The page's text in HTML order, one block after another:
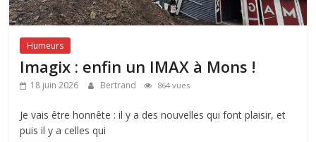
Humeurs
Imagix : enfin un IMAX à Mons !
18 juin 2026 Bertrand 864 vues
Je vais être honnête : il y a des nouvelles qui font plaisir, et
puis il y a celles qui